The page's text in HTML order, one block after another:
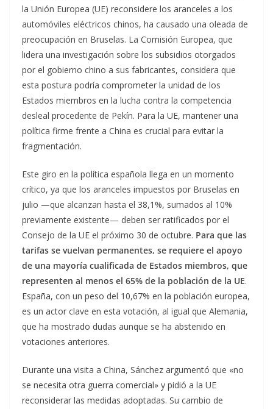
la Unión Europea (UE) reconsidere los aranceles a los
automóviles eléctricos chinos, ha causado una oleada de
preocupación en Bruselas. La Comisión Europea, que
lidera una investigación sobre los subsidios otorgados
por el gobierno chino a sus fabricantes, considera que
esta postura podría comprometer la unidad de los
Estados miembros en la lucha contra la competencia
desleal procedente de Pekín. Para la UE, mantener una
política firme frente a China es crucial para evitar la
fragmentación.
Este giro en la política española llega en un momento
crítico, ya que los aranceles impuestos por Bruselas en
julio —que alcanzan hasta el 38,1%, sumados al 10%
previamente existente— deben ser ratificados por el
Consejo de la UE el próximo 30 de octubre. Para que las
tarifas se vuelvan permanentes, se requiere el apoyo
de una mayoría cualificada de Estados miembros, que
representen al menos el 65% de la población de la UE.
España, con un peso del 10,67% en la población europea,
es un actor clave en esta votación, al igual que Alemania,
que ha mostrado dudas aunque se ha abstenido en
votaciones anteriores.
Durante una visita a China, Sánchez argumentó que «no
se necesita otra guerra comercial» y pidió a la UE
reconsiderar las medidas adoptadas. Su cambio de